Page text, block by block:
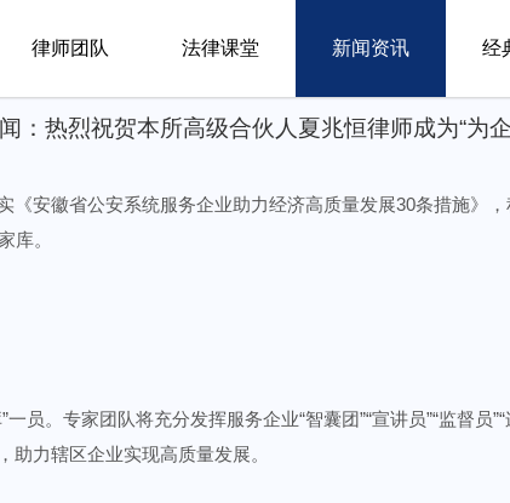
律师团队 法律课堂 新闻资讯 经
：热烈祝贺本所高级合伙人夏兆恒律师成为“为
《安徽省公安系统服务企业助力经济高质量发展30条措施》
库。
员。专家团队将充分发挥服务企业“智囊团”“宣讲员”“监督
力辖区企业实现高质量发展。